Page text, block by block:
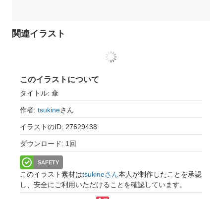
関連イラスト
このイラストについて
タイトル: 傘
作者: tsukineさん
イラストのID: 27629438
ダウンロード: 1回
SAFETY
このイラスト素材はtsukineさん本人が制作したことを承認
し、安全にご利用いただけることを確認しています。